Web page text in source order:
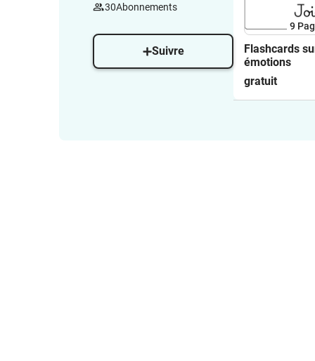
30Abonnements
Suivre
9
Flashcards
émotions
gratuit